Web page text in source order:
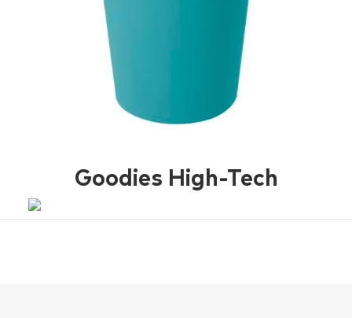
Goodies High-Tech